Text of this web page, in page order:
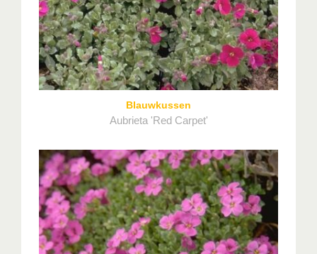
Blauwkussen
Aubrieta 'Red Carpet'